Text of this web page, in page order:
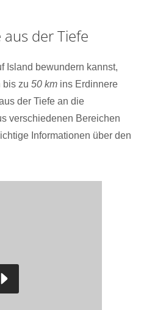
der Tiefe
Island bewundern kannst,
bis zu 50 km ins Erdinnere
der Tiefe an die
verschiedenen Bereichen
Informationen über den